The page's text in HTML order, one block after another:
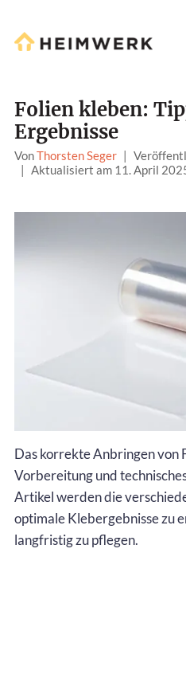
Folien kleben:
Ergebnisse
VonThorsten Seger |
| Aktualisiert am 11. April
Das korrekte Anbringen von
Vorbereitung und
Artikel werden die
optimale Klebergebnisse zu
langfristig zu pflegen.